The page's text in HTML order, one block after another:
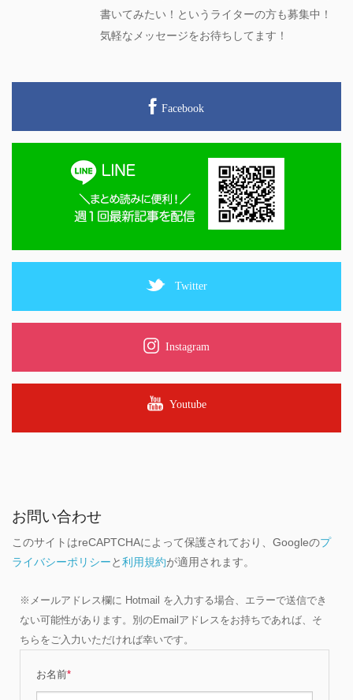
書いてみたい！というライターの方も募集中！
気軽なメッセージをお待ちしてます！
Facebook
Twitter
Instagram
Youtube
お問い合わせ
このサイトはreCAPTCHAによって保護されており、Googleのプ
ライバシーポリシーと利用規約が適用されます。
※メールアドレス欄に Hotmail を入力する場合、エラーで送信でき
ない可能性があります。別のEmailアドレスをお持ちであれば、そ
ちらをご入力いただければ幸いです。
お名前*